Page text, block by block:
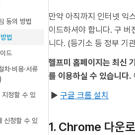
동의 방법
법
드
차·비용·서류
정할 수 있
신청할 수 있
만약 아직까지 인터넷 익
이드하셔야 합니다. 구 버
니다. (등기소 등 정부 기
헬프미 홈페이지는 최신
를 이용하실 수 있습니다.
▶︎ 구글 크롬 설치
1. Chrome 다운